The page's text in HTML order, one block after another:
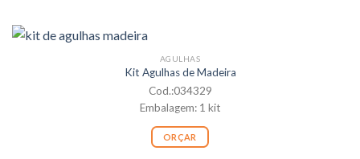
AGULHAS
Kit Agulhas de Madeira
Cod.:034329
Embalagem: 1 kit
ORÇAR